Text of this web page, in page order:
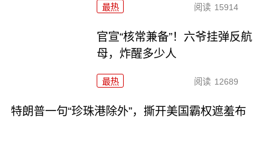
最热 阅读 15914
官宣“核常兼备”！六爷挂弹反航
母，炸醒多少人
最热 阅读 12689
特朗普一句“珍珠港除外”，撕开美国霸权遮羞布